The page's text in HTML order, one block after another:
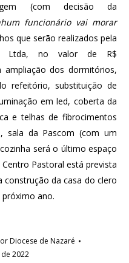
(com decisão da
funcionário vai morar
que serão realizados pela
Ltda, no valor de R$
ampliação dos dormitórios,
refeitório, substituição de
em led, coberta da
e telhas de fibrocimentos
sala da Pascom (com um
será o último espaço
Pastoral está prevista
construção da casa do clero
ano.
Diocese de Nazaré
2022